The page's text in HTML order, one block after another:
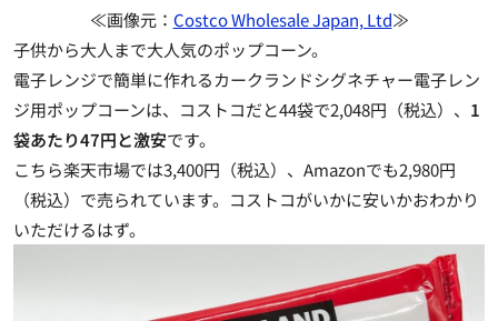
≪画像元： Costco Wholesale Japan, Ltd≫
子供から大人まで大人気のポップコーン。
電子レンジで簡単に作れるカークランドシグネチャー電子レン
ジ用ポップコーンは、コストコだと44袋で2,048円（税込）、 1
袋あたり47円と激安です。
こちら楽天市場では3,400円（税込）、Amazonでも2,980円
（税込）で売られています。コストコがいかに安いかおわかり
いただけるはず。